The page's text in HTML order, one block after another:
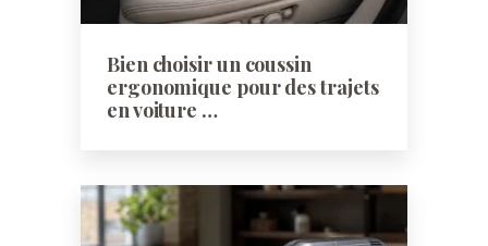
Bien choisir un coussin
ergonomique pour des trajets
en voiture …